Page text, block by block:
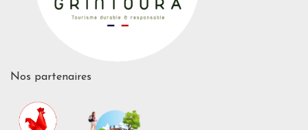
Nos partenaires